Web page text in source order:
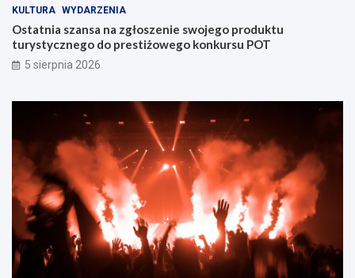
KULTURA WYDARZENIA
Ostatnia szansa na zgłoszenie swojego produktu
turystycznego do prestiżowego konkursu POT
5 sierpnia 2026